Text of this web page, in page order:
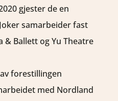
gjester de en
samarbeider fast
& Ballett og Yu Theatre
forestillingen
med Nordland